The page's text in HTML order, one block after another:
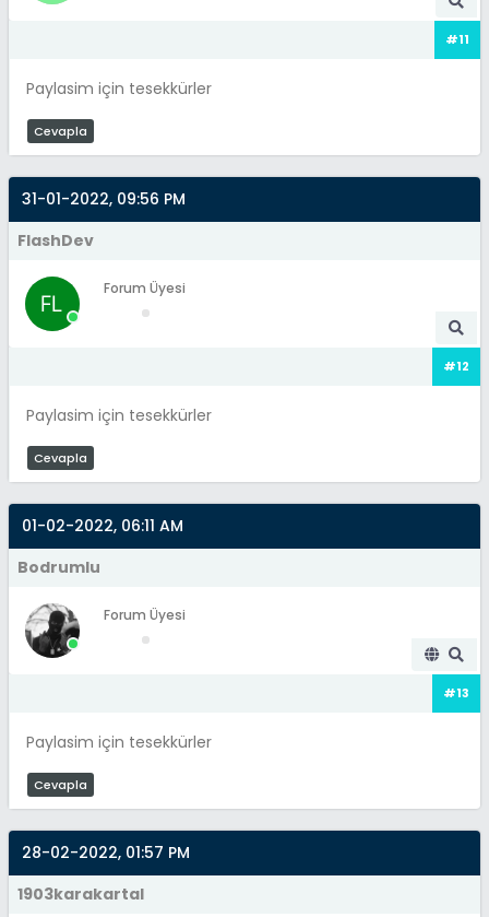
#11
Paylasim için tesekkürler
Cevapla
31-01-2022, 09:56 PM
FlashDev
Forum Üyesi
#12
Paylasim için tesekkürler
Cevapla
01-02-2022, 06:11 AM
Bodrumlu
Forum Üyesi
#13
Paylasim için tesekkürler
Cevapla
28-02-2022, 01:57 PM
1903karakartal